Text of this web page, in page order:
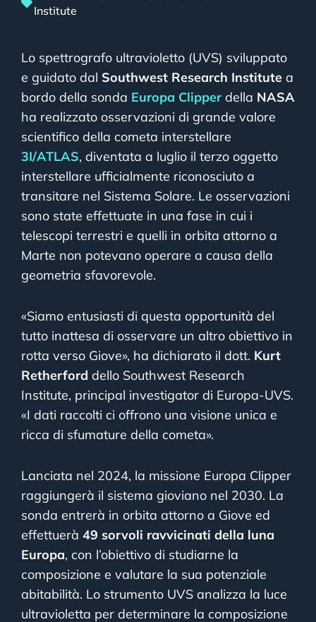
Institute
Lo spettrografo ultravioletto (UVS) sviluppato
e guidato dal Southwest Research Institute a
bordo della sonda Europa Clipper della NASA
ha realizzato osservazioni di grande valore
scientifico della cometa interstellare
3I/ATLAS, diventata a luglio il terzo oggetto
interstellare ufficialmente riconosciuto a
transitare nel Sistema Solare. Le osservazioni
sono state effettuate in una fase in cui i
telescopi terrestri e quelli in orbita attorno a
Marte non potevano operare a causa della
geometria sfavorevole.
«Siamo entusiasti di questa opportunità del
tutto inattesa di osservare un altro obiettivo in
rotta verso Giove», ha dichiarato il dott. Kurt
Retherford dello Southwest Research
Institute, principal investigator di Europa-UVS.
«I dati raccolti ci offrono una visione unica e
ricca di sfumature della cometa».
Lanciata nel 2024, la missione Europa Clipper
raggiungerà il sistema gioviano nel 2030. La
sonda entrerà in orbita attorno a Giove ed
effettuerà 49 sorvoli ravvicinati della luna
Europa, con l’obiettivo di studiarne la
composizione e valutare la sua potenziale
abitabilità. Lo strumento UVS analizza la luce
ultravioletta per determinare la composizione